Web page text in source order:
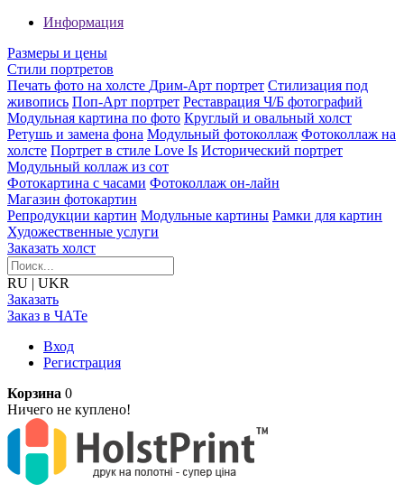
Информация
Размеры и цены
Стили портретов
Печать фото на холсте Дрим-Арт портрет Стилизация под
живопись Поп-Арт портрет Реставрация Ч/Б фотографий
Модульная картина по фото Круглый и овальный холст
Ретушь и замена фона Модульный фотоколлаж Фотоколлаж на
холсте Портрет в стиле Love Is Исторический портрет
Модульный коллаж из сот
Фотокартина с часами Фотоколлаж он-лайн
Магазин фотокартин
Репродукции картин Модульные картины Рамки для картин
Художественные услуги
Заказать холст
RU | UKR
Заказать
Заказ в ЧАТе
Вход
Регистрация
Корзина 0
Ничего не куплено!